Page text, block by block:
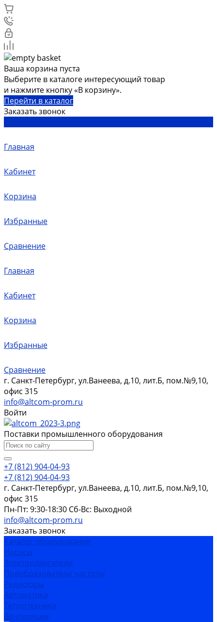
Ваша корзина пуста
Выберите в каталоге интересующий товар
и нажмите кнопку «В корзину».
Перейти в каталог
Заказать звонок
Главная
Кабинет
Корзина
Избранные
Сравнение
Главная
Кабинет
Корзина
Избранные
Сравнение
г. Санкт-Петербург, ул.Ванеева, д.10, лит.Б, пом.№9,10,
офис 315
info@altcom-prom.ru
Войти
Поставки промышленного оборудования
+7 (812) 904-04-93
+7 (812) 904-04-93
г. Санкт-Петербург, ул.Ванеева, д.10, лит.Б, пом.№9,10,
офис 315
Пн-Пт: 9:30-18:30 Cб-Вс: Выходной
info@altcom-prom.ru
Заказать звонок
Каталог оборудования
Насосы
Электродвигатели
Преобразователи частоты
Редукторы
Автоматика
Теплотехника
Вентиляция